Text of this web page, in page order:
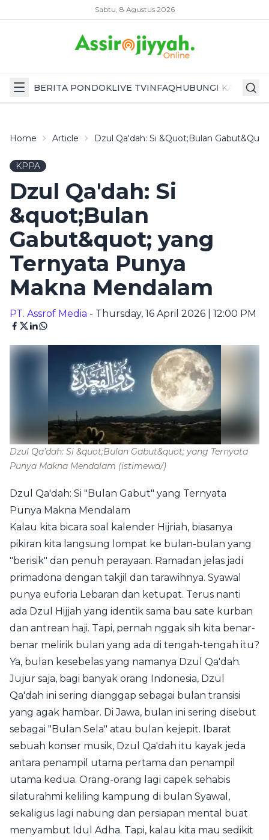
Sabtu, 8 Agustus 2026
BERITA PONDOKLIVE TVINFAQHUBUNGI KAMI
Home Article Dzul Qa'dah: Si &quot;Bulan
KPPA
Dzul Qa'dah: Si
&quot;Bulan
Gabut&quot; yang
Ternyata Punya
Makna Mendalam
PT. Assrof Media - Thursday, 16 April 2026 | 12:00 PM
Dzul Qa'dah: Si &quot;Bulan Gabut&quot; yang Ternyata
Punya Makna Mendalam (istimewa/)
Dzul Qa'dah: Si "Bulan Gabut" yang Ternyata
Punya Makna Mendalam
Kalau kita bicara soal kalender Hijriah, biasanya
pikiran kita langsung lompat ke bulan-bulan yang
"berisik" dan penuh perayaan. Ramadan jelas jadi
primadona dengan takjil dan tarawihnya. Syawal
punya euforia Lebaran dan ketupat. Terus nanti
ada Dzul Hijjah yang identik sama bau sate kurban
dan antrean haji. Tapi, pernah nggak sih kita benar-
benar melirik bulan yang ada di tengah-tengah itu?
Ya, bulan kesebelas yang namanya Dzul Qa'dah.
Jujur saja, bagi banyak orang Indonesia, Dzul
Qa'dah ini sering dianggap sebagai bulan transisi
yang agak hambar. Di Jawa, bulan ini sering disebut
sebagai "Bulan Sela" atau bulan kejepit. Ibarat
sebuah konser musik, Dzul Qa'dah itu kayak jeda
antara penampil utama pertama dan penampil
utama kedua. Orang-orang lagi capek sehabis
silaturahmi keliling kampung di bulan Syawal,
sekaligus lagi nabung dan persiapan mental buat
menyambut Idul Adha. Tapi, kalau kita mau sedikit